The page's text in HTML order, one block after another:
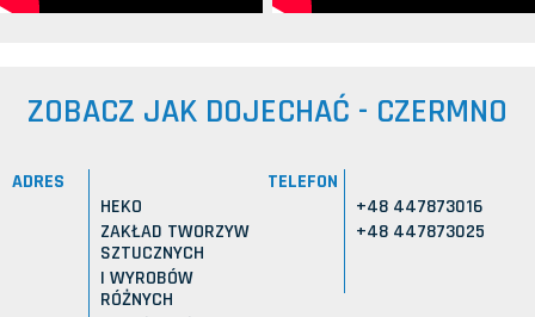
ZOBACZ JAK DOJECHAĆ - CZERMNO
ADRES
HEKO
ZAKŁAD TWORZYW
SZTUCZNYCH
I WYROBÓW
RÓŻNYCH
TELEFON
+48 447873016
+48 447873025